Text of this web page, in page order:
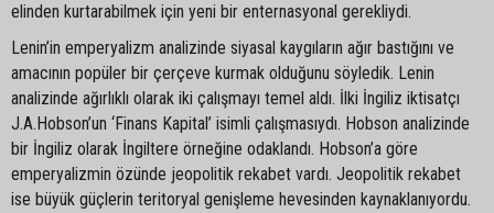
elinden kurtarabilmek için yeni bir enternasyonal gerekliydi.
Lenin’in emperyalizm analizinde siyasal kaygıların ağır bastığını ve
amacının popüler bir çerçeve kurmak olduğunu söyledik. Lenin
analizinde ağırlıklı olarak iki çalışmayı temel aldı. İlki İngiliz iktisatçı
J.A.Hobson’un ‘Finans Kapital’ isimli çalışmasıydı. Hobson analizinde
bir İngiliz olarak İngiltere örneğine odaklandı. Hobson’a göre
emperyalizmin özünde jeopolitik rekabet vardı. Jeopolitik rekabet
ise büyük güçlerin teritoryal genişleme hevesinden kaynaklanıyordu.